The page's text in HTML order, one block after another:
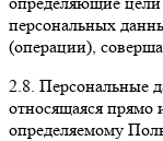
персональных
(операции),
2.8. Персональные
относящаяся прямо
определяемому